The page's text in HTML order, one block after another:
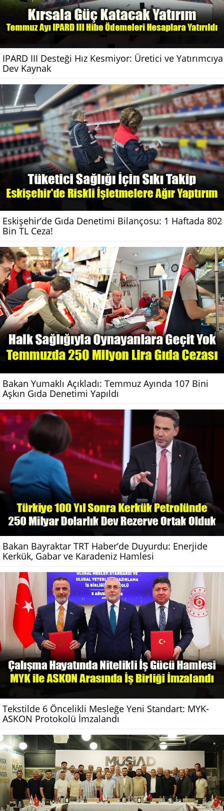
IPARD III Desteği Hız Kesmiyor: Üretici ve Yatırımcıya
Dev Kaynak
Eskişehir’de Gıda Denetimi Bilançosu: 1 Haftada 802
Bin TL Ceza!
Bakan Yumaklı Açıkladı: Temmuz Ayında 107 Bini
Aşkın Gıda Denetimi Yapıldı
Bakan Bayraktar TRT Haber’de Duyurdu: Enerjide
Kerkük, Gabar ve Karadeniz Hamlesi
Tekstilde 6 Öncelikli Mesleğe Yeni Standart: MYK-
ASKON Protokolü İmzalandı